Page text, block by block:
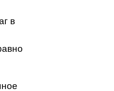
в